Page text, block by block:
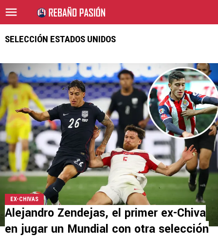
SELECCIÓN ESTADOS UNIDOS
EX-CHIVAS
Alejandro Zendejas, el primer ex-Chiva
en jugar un Mundial con otra selección